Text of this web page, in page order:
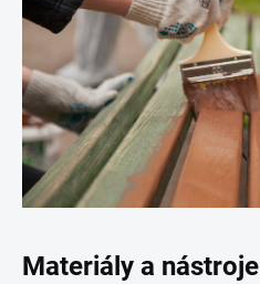
Materiály a nástroje